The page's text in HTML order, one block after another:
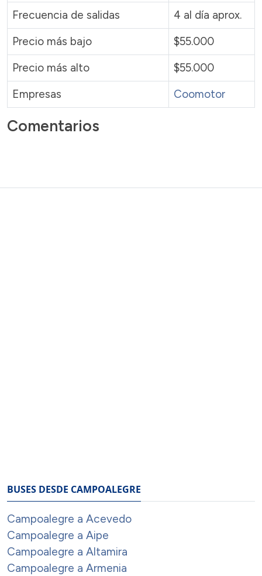
Frecuencia de salidas
4 al día aprox.
Precio más bajo
$55.000
Precio más alto
$55.000
Empresas
Coomotor
Comentarios
BUSES DESDE CAMPOALEGRE
Campoalegre a Acevedo
Campoalegre a Aipe
Campoalegre a Altamira
Campoalegre a Armenia